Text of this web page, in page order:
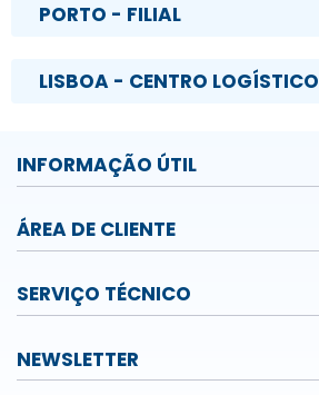
PORTO - FILIAL
LISBOA - CENTRO LOGÍSTICO
INFORMAÇÃO ÚTIL
ÁREA DE CLIENTE
SERVIÇO TÉCNICO
NEWSLETTER